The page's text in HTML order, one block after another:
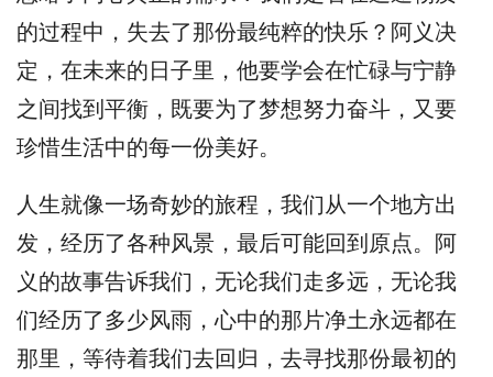
的过程中，失去了那份最纯粹的快乐？阿义决
定，在未来的日子里，他要学会在忙碌与宁静
之间找到平衡，既要为了梦想努力奋斗，又要
珍惜生活中的每一份美好。
人生就像一场奇妙的旅程，我们从一个地方出
发，经历了各种风景，最后可能回到原点。阿
义的故事告诉我们，无论我们走多远，无论我
们经历了多少风雨，心中的那片净土永远都在
那里，等待着我们去回归，去寻找那份最初的